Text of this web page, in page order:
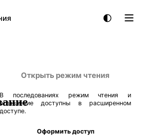
Открыть режим чтения
В последованиях режим чтения и
оглавление доступны в расширенном
доступе.
Оформить доступ